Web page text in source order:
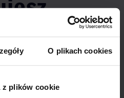
O plikach cookies
z plików cookie